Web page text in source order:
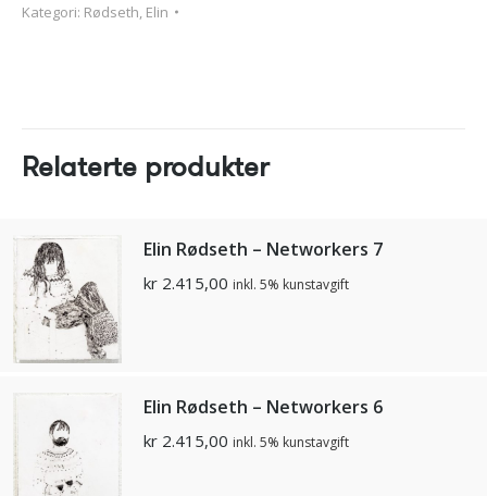
Kategori: Rødseth, Elin
Relaterte produkter
Elin Rødseth – Networkers 7
kr 2.415,00 inkl. 5% kunstavgift
Elin Rødseth – Networkers 6
kr 2.415,00 inkl. 5% kunstavgift